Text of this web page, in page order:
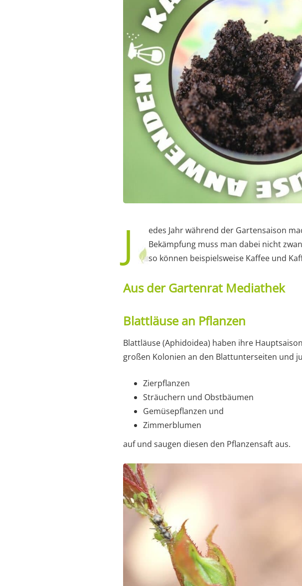
J
edes Jahr während der Gartensaison
Bekämpfung muss man dabei nicht
so können beispielsweise Kaffee und
Aus der Gartenrat Mediathek
Blattläuse an Pflanzen
Blattläuse (Aphidoidea) haben ihre
großen Kolonien an den Blattunterseiten und
Zierpflanzen
Sträuchern und Obstbäumen
Gemüsepflanzen und
Zimmerblumen
auf und saugen diesen den Pflanzensaft aus.